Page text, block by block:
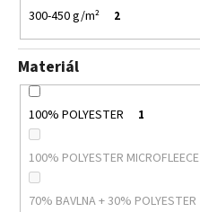
300-450 g/m² 2
Materiál
100% POLYESTER 1
100% POLYESTER MICROFLEECE
70% BAVLNA + 30% POLYESTER